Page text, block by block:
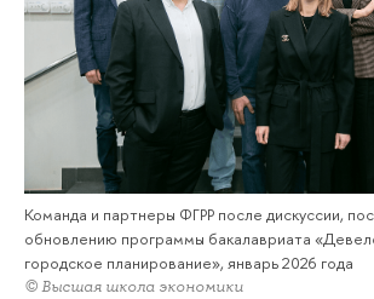
Команда и партнеры ФГРР после дискуссии,
обновлению программы бакалавриата
городское планирование», январь 2026 года
© Высшая школа экономики